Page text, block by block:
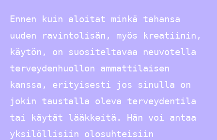
Ennen kuin aloitat minkä tahansa
uuden ravintolisän, myös kreatiinin,
käytön, on suositeltavaa neuvotella
terveydenhuollon ammattilaisen
kanssa, erityisesti jos sinulla on
jokin taustalla oleva terveydentila
tai käytät lääkkeitä. Hän voi antaa
yksilöllisiin olosuhteisiin